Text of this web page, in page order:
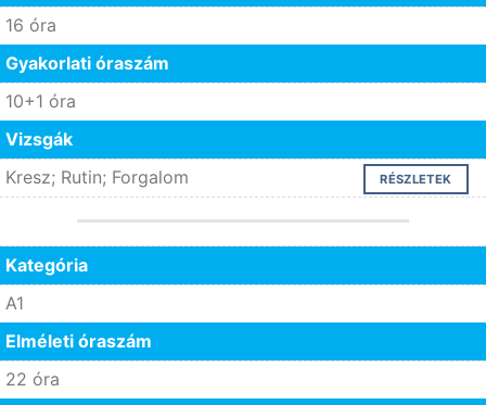
16 óra
Gyakorlati óraszám
10+1 óra
Vizsgák
Kresz; Rutin; Forgalom
RÉSZLETEK
Kategória
A1
Elméleti óraszám
22 óra